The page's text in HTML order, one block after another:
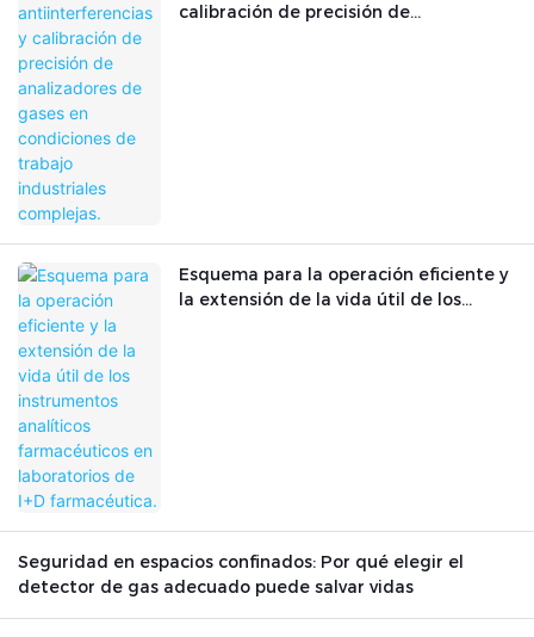
calibración de precisión de
Esquema para la operación eficiente y
la extensión de la vida útil de los
Seguridad en espacios confinados: Por qué elegir el
detector de gas adecuado puede salvar vidas